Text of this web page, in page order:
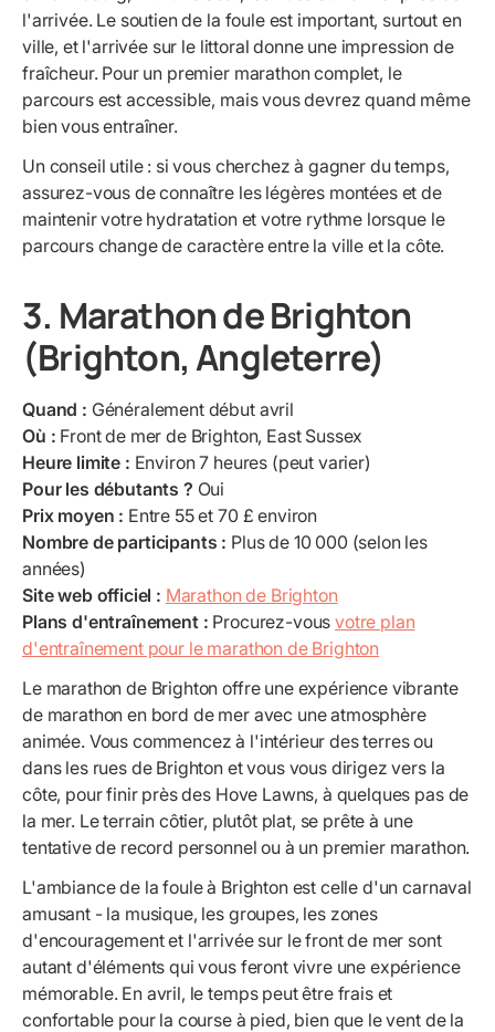
l'arrivée. Le soutien de la foule est important, surtout en
ville, et l'arrivée sur le littoral donne une impression de
fraîcheur. Pour un premier marathon complet, le
parcours est accessible, mais vous devrez quand même
bien vous entraîner.
Un conseil utile : si vous cherchez à gagner du temps,
assurez-vous de connaître les légères montées et de
maintenir votre hydratation et votre rythme lorsque le
parcours change de caractère entre la ville et la côte.
3. Marathon de Brighton
(Brighton, Angleterre)
Quand : Généralement début avril
Où : Front de mer de Brighton, East Sussex
Heure limite : Environ 7 heures (peut varier)
Pour les débutants ? Oui
Prix moyen : Entre 55 et 70 £ environ
Nombre de participants : Plus de 10 000 (selon les
années)
Site web officiel : Marathon de Brighton
Plans d'entraînement : Procurez-vousvotre plan
d'entraînement pour le marathon de Brighton
Le marathon de Brighton offre une expérience vibrante
de marathon en bord de mer avec une atmosphère
animée. Vous commencez à l'intérieur des terres ou
dans les rues de Brighton et vous vous dirigez vers la
côte, pour finir près des Hove Lawns, à quelques pas de
la mer. Le terrain côtier, plutôt plat, se prête à une
tentative de record personnel ou à un premier marathon.
L'ambiance de la foule à Brighton est celle d'un carnaval
amusant - la musique, les groupes, les zones
d'encouragement et l'arrivée sur le front de mer sont
autant d'éléments qui vous feront vivre une expérience
mémorable. En avril, le temps peut être frais et
confortable pour la course à pied, bien que le vent de la